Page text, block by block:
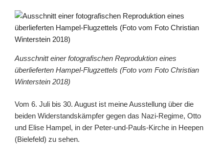
Ausschnitt einer fotografischen Reproduktion eines
überlieferten Hampel-Flugzettels (Foto vom Foto Christian
Winterstein 2018)
Vom 6. Juli bis 30. August ist meine Ausstellung über die
beiden Widerstandskämpfer gegen das Nazi-Regime, Otto
und Elise Hampel, in der Peter-und-Pauls-Kirche in Heepen
(Bielefeld) zu sehen.